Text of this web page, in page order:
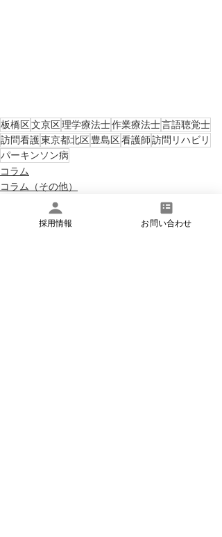
板橋区文京区理学療法士作業療法士言語聴覚士
訪問看護東京都北区豊島区看護師訪問リハビリ
パーキンソン病
コラム
コラム（その他）
採用情報 お問い合わせ